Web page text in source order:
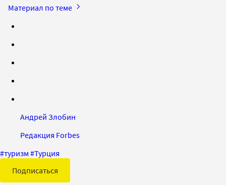
Материал по теме
Андрей Злобин
Редакция Forbes
#туризм #Турция
Подписаться